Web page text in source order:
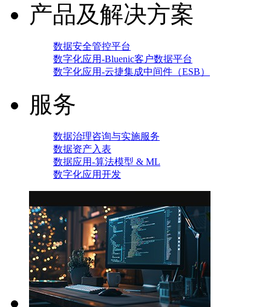
产品及解决方案
数据安全管控平台
数字化应用-Bluenic客户数据平台
数字化应用-云捷集成中间件（ESB）
服务
数据治理咨询与实施服务
数据资产入表
数据应用-算法模型 & ML
数字化应用开发